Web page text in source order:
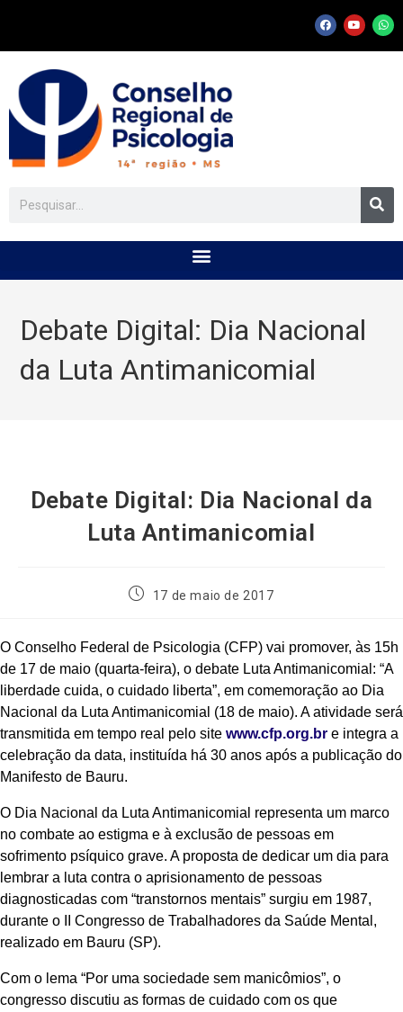
Debate Digital: Dia Nacional
da Luta Antimanicomial
Debate Digital: Dia Nacional da
Luta Antimanicomial
17 de maio de 2017
O Conselho Federal de Psicologia (CFP) vai promover, às 15h
de 17 de maio (quarta-feira), o debate Luta Antimanicomial: “A
liberdade cuida, o cuidado liberta”, em comemoração ao Dia
Nacional da Luta Antimanicomial (18 de maio). A atividade será
transmitida em tempo real pelo site www.cfp.org.br e integra a
celebração da data, instituída há 30 anos após a publicação do
Manifesto de Bauru.
O Dia Nacional da Luta Antimanicomial representa um marco
no combate ao estigma e à exclusão de pessoas em
sofrimento psíquico grave. A proposta de dedicar um dia para
lembrar a luta contra o aprisionamento de pessoas
diagnosticadas com “transtornos mentais” surgiu em 1987,
durante o II Congresso de Trabalhadores da Saúde Mental,
realizado em Bauru (SP).
Com o lema “Por uma sociedade sem manicômios”, o
congresso discutiu as formas de cuidado com os que